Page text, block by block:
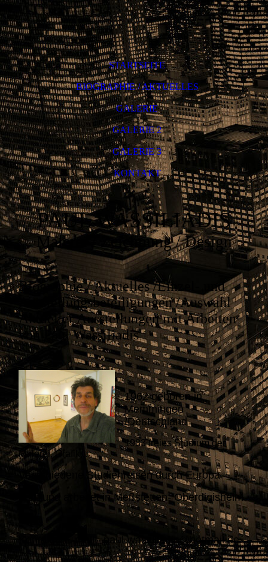
STARTSEITE
BIOGRAPHIE / AKTUELLES
GALERIE
GALERIE 2
GALERIE 3
KONTAKT
PAUL WASSILIADIS
Malerei / Zeichnung / Design
Biographie / Aktuelles /Einzel- und
Ausstellungsbeteiligungen /Auswahl
Aktueller Ausstellungen mit Arbeiten
von Paul Wassiliadis
1962 geboren in
Memmingen
/Deutschland
1983 freies Studium der
Malerei, Grafik...
Verschiedene Studienreisen durch Europa
Lebt und arbeitet in Meßstetten- Oberdigisheim
Kontakt / E-mail:paul-wassiliadis@hotmail.de